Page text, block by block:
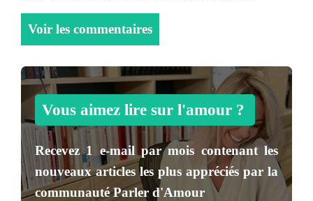
Voir les commentaires
Vous aimez lire sur l'amour ?
Recevez1 e-mail par mois contenant les
nouveaux articles les plus appréciés par la
communautéParler d'Amour